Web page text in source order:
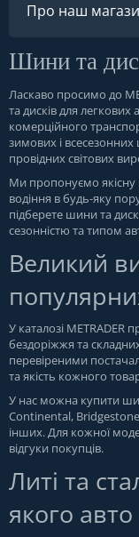
Про наш
Шини та
Ласкаво просимо до
та дисків для легкових
комерційного
зимових і всесезонних
провідних світових
Ми пропонуємо
водіння в будь-яку
підберете шини та
сезонністю та типом
Великий
У каталозі METRADER
бездоріжжя та
перевіреними
та якість кожного
У нас можна купити
Continental,
інших. Для кожної
відгуки покупців.
Литі та
якого авто